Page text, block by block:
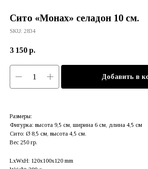
Сито «Монах» селадон 10 см.
SKU: 2834
3 150 р.
Добавить в
Размеры:
Фигурка: высота 9,5 см, ширина 6 см, длина 4,5 см
Сито: Ø 8,5 см, высота 4,5 см.
Вес 250 гр.
LxWxH: 120x100x120 mm